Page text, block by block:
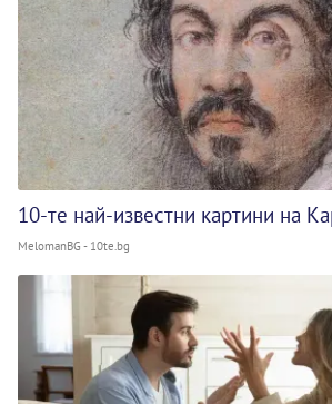
10-те най-известни картини на
MelomanBG - 10te.bg